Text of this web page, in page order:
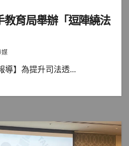
教育局舉辦「逗陣繞法
媒
導】為提升司法透...